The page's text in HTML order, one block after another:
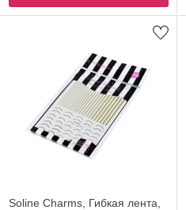
Soline Charms, Гибкая лента,